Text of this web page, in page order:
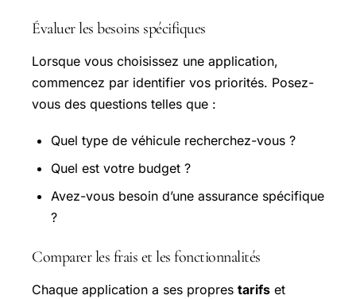
Évaluer les besoins spécifiques
Lorsque vous choisissez une application,
commencez par identifier vos priorités. Posez-
vous des questions telles que :
Quel type de véhicule recherchez-vous ?
Quel est votre budget ?
Avez-vous besoin d’une assurance spécifique
?
Comparer les frais et les fonctionnalités
Chaque application a ses propres tarifs et